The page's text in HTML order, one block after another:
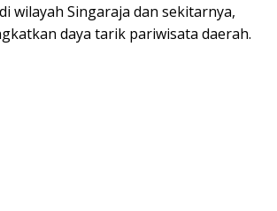
wilayah Singaraja dan sekitarnya,
daya tarik pariwisata daerah.